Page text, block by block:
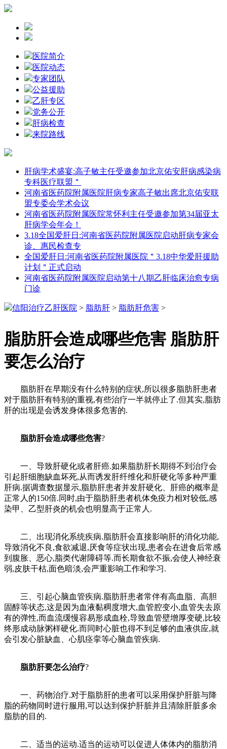
医院简介
医院动态
专家团队
公益援助
乙肝专区
党务公开
肝病检查
来院路线
肝病学术盛宴:高子敏主任受邀参加北京佑安肝病感染病
专科医疗联盟＂
河南省医药院附属医院肝病专家高子敏出席北京佑安联
盟专委会学术会议
河南省医药院附属医院常怀利主任受邀参加第34届亚太
肝病学会年会！
3.18全国爱肝日:河南省医药院附属医院启动肝病专家会
诊、惠民检查专
全国爱肝日:河南省医药院附属医院＂3.18中华爱肝援助
计划＂正式启动
河南省医药院附属医院启动第十八期乙肝临床治愈专病
门诊
信阳治疗乙肝医院 > 脂肪肝 > 脂肪肝危害 >
脂肪肝会造成哪些危害 脂肪肝
要怎么治疗
脂肪肝在早期没有什么特别的症状,所以很多脂肪肝患者
对于脂肪肝有特别的重视,有些治疗一半就停止了.但其实,脂肪
肝的出现是会诱发身体很多危害的.
脂肪肝会造成哪些危害?
一、导致肝硬化或者肝癌.如果脂肪肝长期得不到治疗会
引起肝细胞缺血坏死,从而诱发肝纤维化和肝硬化等多种严重
肝病.据调查数据显示,脂肪肝患者并发肝硬化、肝癌的概率是
正常人的150倍.同时,由于脂肪肝患者机体免疫力相对较低,感
染甲、乙型肝炎的机会也明显高于正常人.
二、出现消化系统疾病.脂肪肝会直接影响肝的消化功能,
导致消化不良,食欲减退,厌食等症状出现,患者会在进食后常感
到腹胀、恶心,脂类代谢障碍等.而长期食欲不振,会使人神经衰
弱,皮肤干枯,面色暗淡,会严重影响工作和学习.
三、引起心脑血管疾病.脂肪肝患者常伴有高血脂、高胆
固醇等状态,这是因为血液黏稠度增大,血管腔变小,血管失去原
有的弹性,而血流缓慢容易形成血栓,导致血管壁增厚变硬,比较
终形成动脉粥样硬化.而同时心脏也得不到足够的血液供应,就
会引发心脏缺血、心肌痉挛等心脑血管疾病.
脂肪肝要怎么治疗?
一、药物治疗.对于脂肪肝的患者可以采用保护肝脏与降
脂的药物同时进行服用,可以达到保护肝脏并且清除肝脏多余
脂肪的目的.
二、适当的运动.适当的运动可以促进人体体内的脂肪消